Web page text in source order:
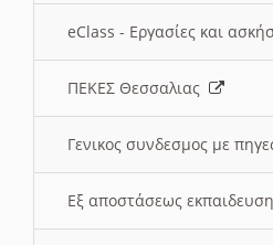
eClass - Εργασίες και
ΠΕΚΕΣ Θεσσαλιας
Γενικος συνδεσμος με
Εξ αποστάσεως